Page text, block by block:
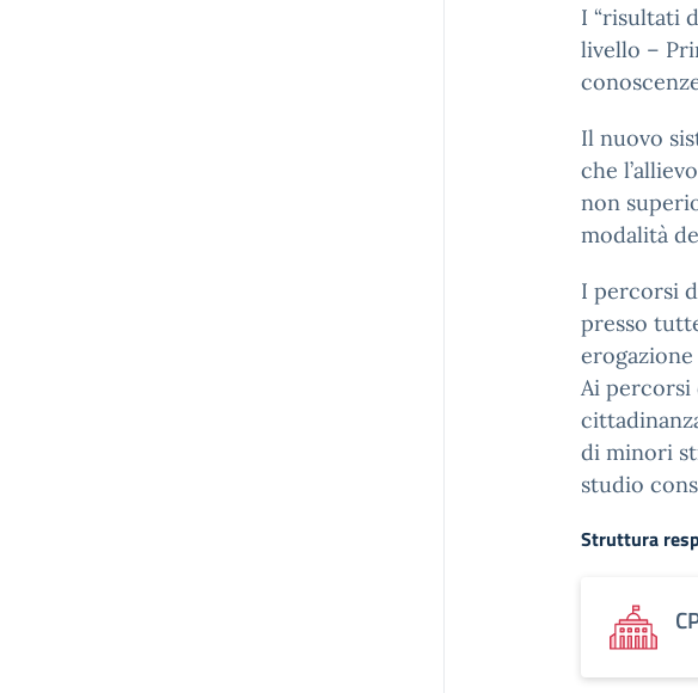
I “risultati
livello –
Il nuovo
che
non
modalità
I percorsi
presso
erogazione
Ai percorsi
di minori
studio
Struttura